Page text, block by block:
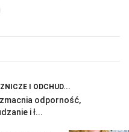
I ODCHUD...
odporność,
i ł...